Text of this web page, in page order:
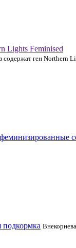
Lights Feminised
ген Northern
подкормка